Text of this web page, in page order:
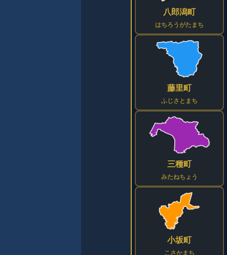
八郎潟町
はちろうがたまち
藤里町
ふじさとまち
三種町
みたねちょう
小坂町
こさかまち